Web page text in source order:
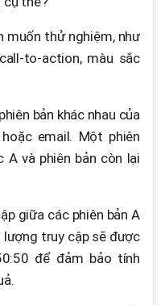
muốn thử nghiệm, như
to-action, màu sắc
bản khác nhau của
email. Một phiên
A và phiên bản còn lại
giữa các phiên bản A
lượng truy cập sẽ được
để đảm bảo tính